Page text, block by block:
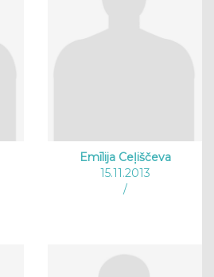
Emīlija Ceļiščeva
15.11.2013
/